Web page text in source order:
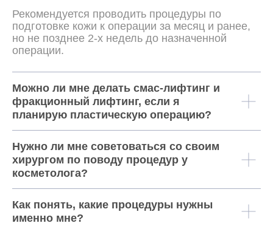
— или —
Рекомендуется проводить процедуры по
подготовке кожи к операции за месяц и ранее,
но не позднее 2-х недель до назначенной
операции.
Можно ли мне делать смас-лифтинг и
фракционный лифтинг, если я
планирую пластическую операцию?
Нужно ли мне советоваться со своим
хирургом по поводу процедур у
косметолога?
Как понять, какие процедуры нужны
именно мне?